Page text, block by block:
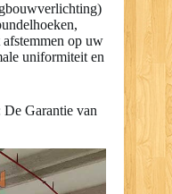
op uw
uniformiteit en
Garantie van